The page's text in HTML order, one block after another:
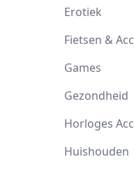
Erotiek
Fietsen &
Games
Gezondheid
Horloges
Huishouden